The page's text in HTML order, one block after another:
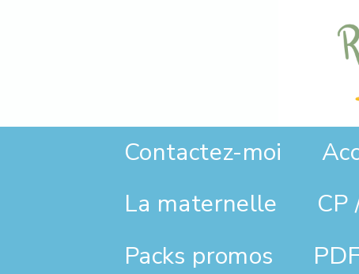
Contactez-moi
La maternelle
CP
Packs promos